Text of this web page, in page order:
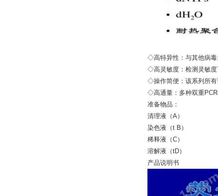
◇高特异性：与其他病
◇高灵敏度：检测灵敏度
◇操作简便：该系列所有
◇高通量：多种双重
准备物品：
清理液（
染色液（t
稀释液（
溶解液（
产品说明